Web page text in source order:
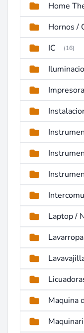
Home
Hornos /
IC (16)
Laptop /
Maquina